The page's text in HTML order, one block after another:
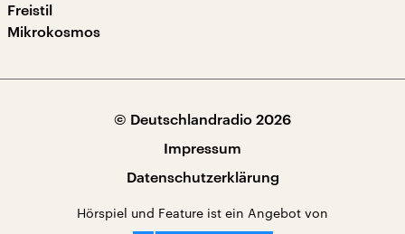
Freistil
Mikrokosmos
© Deutschlandradio 2026
Impressum
Datenschutzerklärung
Hörspiel und Feature ist ein Angebot von